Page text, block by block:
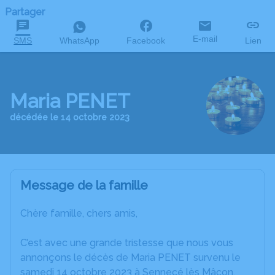
Partager
SMS WhatsApp Facebook E-mail Lien
Maria PENET
décédée le 14 octobre 2023
Message de la famille
Chère famille, chers amis,
C’est avec une grande tristesse que nous vous
annonçons le décès de Maria PENET survenu le
samedi 14 octobre 2023 à Sennecé lès Mâcon.